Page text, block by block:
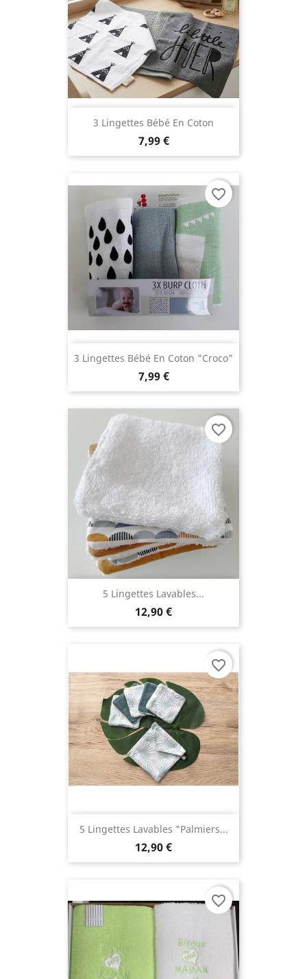
3 Lingettes Bébé En Coton
7,99 €
3 Lingettes Bébé En Coton "Croco"
7,99 €
favorite_border
5 Lingettes Lavables...
12,90 €
favorite_border
5 Lingettes Lavables "Palmiers...
12,90 €
favorite_border
favorite_border